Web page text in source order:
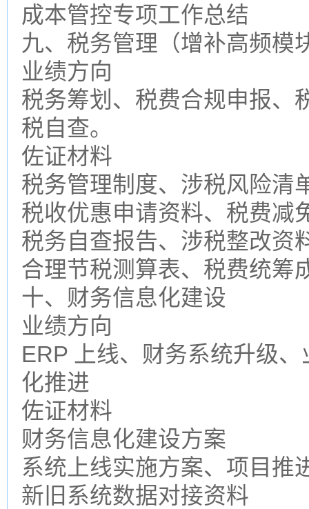
成本管控专项工作总结
九、税务管理（增补高频模
业绩方向
税务筹划、税费合规申报、
税自查。
佐证材料
税务管理制度、涉税风险清
税收优惠申请资料、税费减
税务自查报告、涉税整改资
合理节税测算表、税费统筹
十、财务信息化建设
业绩方向
ERP 上线、财务系统升级
化推进
佐证材料
财务信息化建设方案
系统上线实施方案、项目推
新旧系统数据对接资料